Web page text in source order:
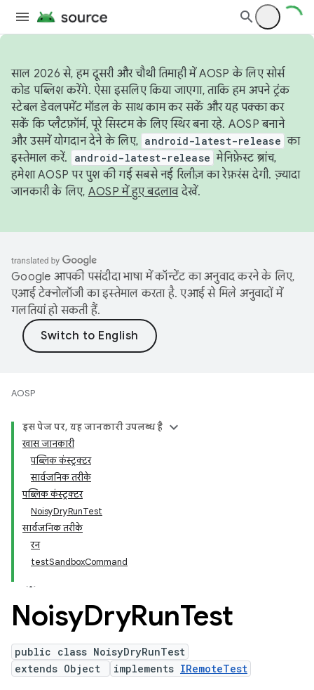
साल 2026 से, हम दूसरी और चौथी तिमाही में AOSP के लिए सोर्स
कोड पब्लिश करेंगे. ऐसा इसलिए किया जाएगा, ताकि हम अपने ट्रंक
स्टेबल डेवलपमेंट मॉडल के साथ काम कर सकें और यह पक्का कर
सकें कि प्लैटफ़ॉर्म, पूरे सिस्टम के लिए स्थिर बना रहे. AOSP बनाने
और उसमें योगदान देने के लिए, android-latest-release का
इस्तेमाल करें.
android-latest-release मेनिफ़ेस्ट ब्रांच,
हमेशा AOSP पर पुश की गई सबसे नई रिलीज़ का रेफ़रंस देगी. ज़्यादा
जानकारी के लिए, AOSP में हुए बदलावदेखें.
Google आपकी पसंदीदा भाषा में कॉन्टेंट का अनुवाद करने के लिए,
एआई टेक्नोलॉजी का इस्तेमाल करता है. एआई से मिले अनुवादों में
गलतियां हो सकती हैं.
AOSP
इस पेज पर, यह जानकारी उपलब्ध है
खास जानकारी
पब्लिक कंस्ट्रक्टर
सार्वजनिक तरीके
पब्लिक कंस्ट्रक्टर
NoisyDryRunTest
सार्वजनिक तरीके
रन
testSandboxCommand
NoisyDryRunTest
public class NoisyDryRunTest
extends Object
implements IRemoteTest